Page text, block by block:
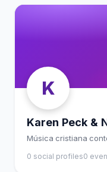
K
Karen Peck &
Música cristiana
0 social profiles0